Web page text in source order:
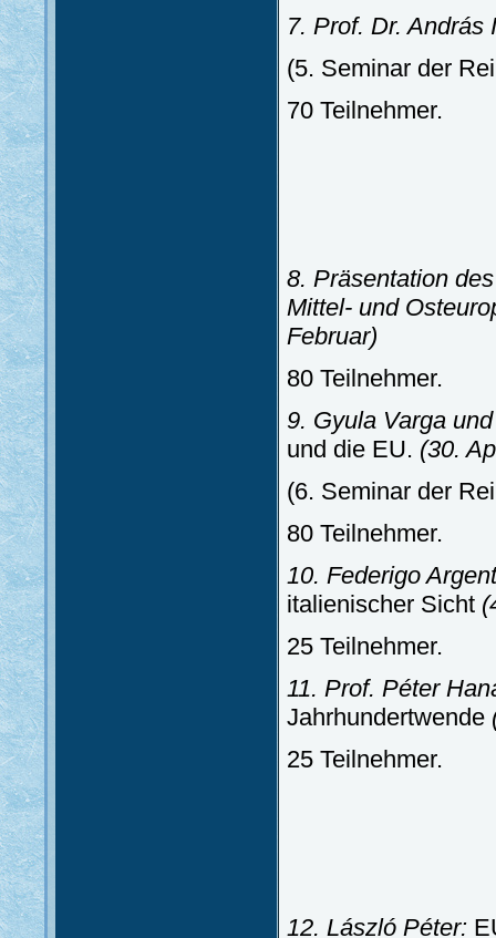
7. Prof. Dr.
(5. Seminar der
70 Teilnehmer.
8. Präsentation
Mittel- und
Februar)
80 Teilnehmer.
9. Gyula Varga
und die EU. (30.
(6. Seminar der
80 Teilnehmer.
10. Federigo
italienischer Sicht
25 Teilnehmer.
11. Prof. Péter
Jahrhundertwende
25 Teilnehmer.
12. László Péter: